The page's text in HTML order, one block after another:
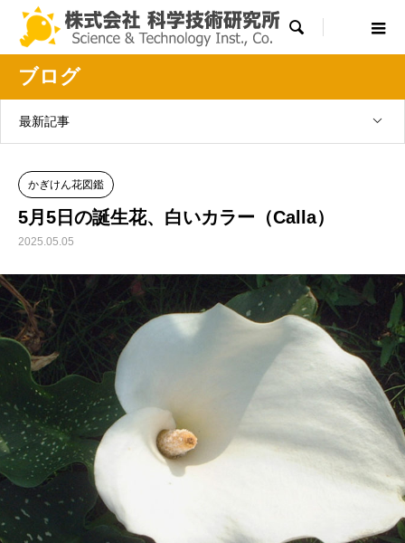

ブログ
最新記事
かぎけん花図鑑
5月5日の誕生花、白いカラー（Calla）
2025.05.05